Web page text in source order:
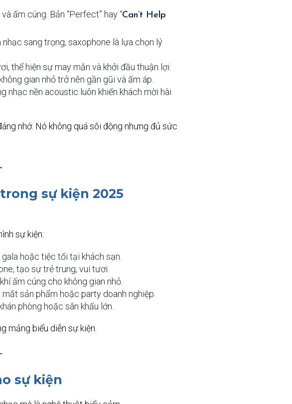
ấm cúng. Bản “Perfect” hay “Can’t Help
sang trọng, saxophone là lựa chọn lý
thể hiện sự may mắn và khởi đầu thuận lợi.
gian nhỏ trở nên gần gũi và ấm áp.
nhạc nền acoustic luôn khiến khách mời hài
nhớ. Nó không quá sôi động nhưng đủ sức
sự kiện 2025
sự kiện:
hoặc tiệc tối tại khách sạn.
tạo sự trẻ trung, vui tươi.
ấm cúng cho không gian nhỏ.
sản phẩm hoặc party doanh nghiệp.
phòng hoặc sân khấu lớn.
mảng biểu diễn sự kiện.
sự kiện